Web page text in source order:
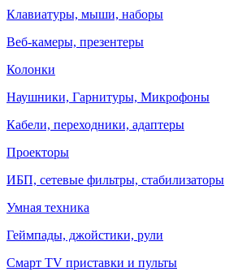
Клавиатуры, мыши, наборы
Веб-камеры, презентеры
Колонки
Наушники, Гарнитуры, Микрофоны
Кабели, переходники, адаптеры
Проекторы
ИБП, сетевые фильтры, стабилизаторы
Умная техника
Геймпады, джойстики, рули
Смарт TV приставки и пульты